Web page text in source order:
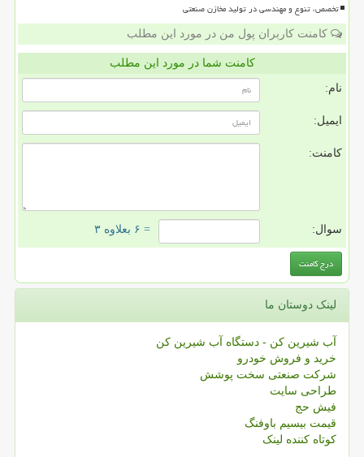
تخصص، تنوع و مهندسی در تولید مخازن صنعتی
کامنت کاربران پول من در مورد این مطلب
کامنت شما در مورد این مطلب
نام:
ایمیل:
کامنت:
سوال: = ۶ بعلاوه ۳
لینک دوستان ما
آب شیرین کن - دستگاه آب شیرین کن
خرید و فروش خودرو
شرکت صنعتی سخت پوشش
طراحی سایت
فیش حج
قیمت بیسیم باوفنگ
کوتاه کننده لینک